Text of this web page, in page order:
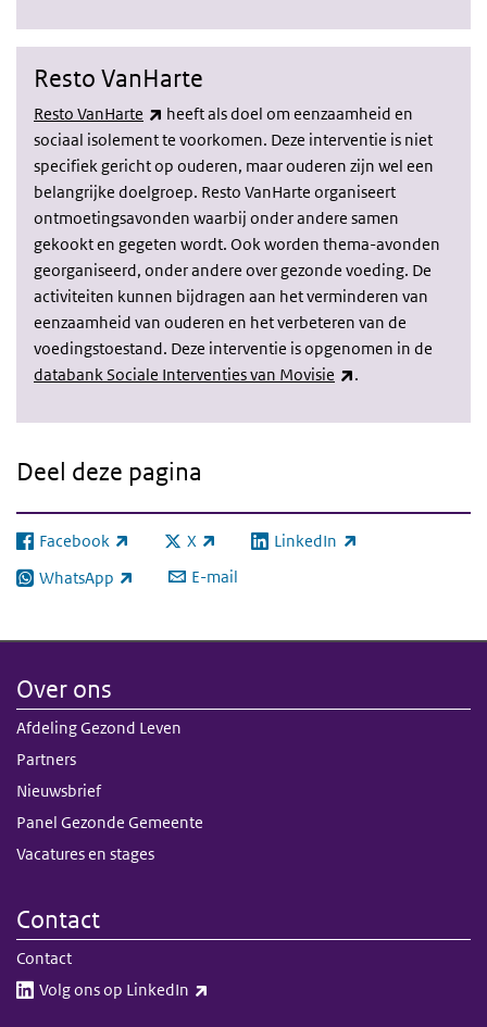
Resto VanHarte
Resto VanHarte (externe link)
heeft als doel om eenzaamheid en
sociaal isolement te voorkomen. Deze interventie is niet
specifiek gericht op ouderen, maar ouderen zijn wel een
belangrijke doelgroep. Resto VanHarte organiseert
ontmoetingsavonden waarbij onder andere samen
gekookt en gegeten wordt. Ook worden thema-avonden
georganiseerd, onder andere over gezonde voeding. De
activiteiten kunnen bijdragen aan het verminderen van
eenzaamheid van ouderen en het verbeteren van de
voedingstoestand. Deze interventie is opgenomen in de
databank Sociale Interventies van Movisie
(externe link)
.
Deel deze pagina
Facebook
(externe link) X
(externe link) LinkedIn
(externe link)
WhatsApp
(externe link) E-mail
Over ons
Afdeling Gezond Leven
Partners
Nieuwsbrief
Panel Gezonde Gemeente
Vacatures en stages
Contact
Contact
Volg ons op LinkedIn​​